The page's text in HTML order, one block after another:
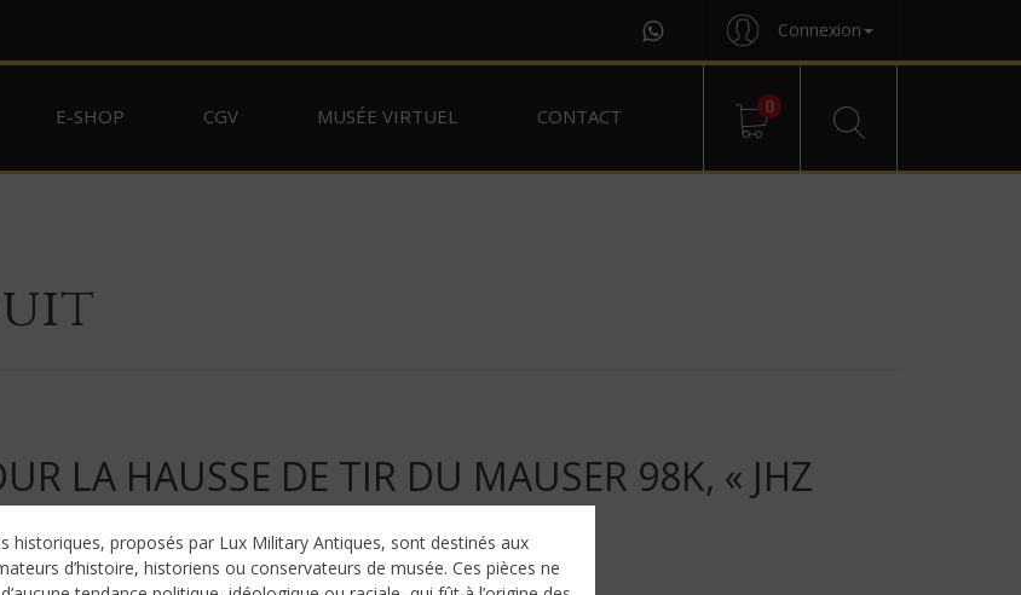
Connexion
E-SHOP CGV MUSÉE VIRTUEL CONTACT 0
LA HAUSSE DE TIR DU MAUSER 98K, « JHZ
historiques, proposés par Lux Military Antiques, sont destinés aux
d’histoire, historiens ou conservateurs de musée. Ces pièces ne